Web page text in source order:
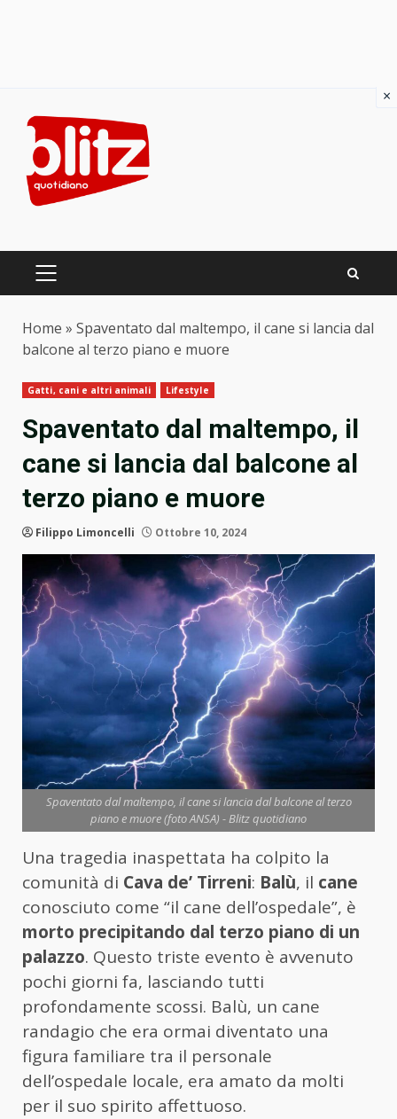
content
PRIMARY
Home » Spaventato dal maltempo, il cane si lancia dal
balcone al terzo piano e muore
Gatti, cani e altri animali Lifestyle
Spaventato dal maltempo, il
cane si lancia dal balcone al
terzo piano e muore
Filippo Limoncelli Ottobre 10, 2024
Spaventato dal maltempo, il cane si lancia dal balcone al terzo
piano e muore (foto ANSA) - Blitz quotidiano
Una tragedia inaspettata ha colpito la
comunità di Cava de’ Tirreni: Balù, il cane
conosciuto come “il cane dell’ospedale”, è
morto precipitando dal terzo piano di un
palazzo. Questo triste evento è avvenuto
pochi giorni fa, lasciando tutti
profondamente scossi. Balù, un cane
randagio che era ormai diventato una
figura familiare tra il personale
dell’ospedale locale, era amato da molti
per il suo spirito affettuoso.
×